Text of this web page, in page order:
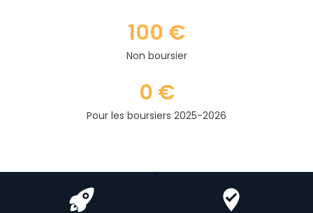
100 €
Non boursier
0 €
Pour les boursiers 2025-2026